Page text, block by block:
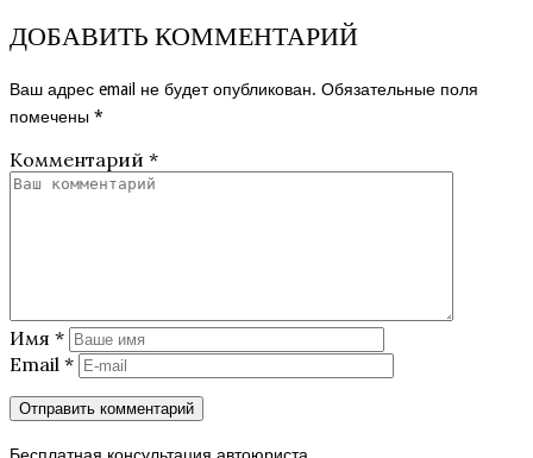
ДОБАВИТЬ КОММЕНТАРИЙ
Ваш адрес email не будет опубликован. Обязательные поля
помечены *
Комментарий *
Имя *
Email *